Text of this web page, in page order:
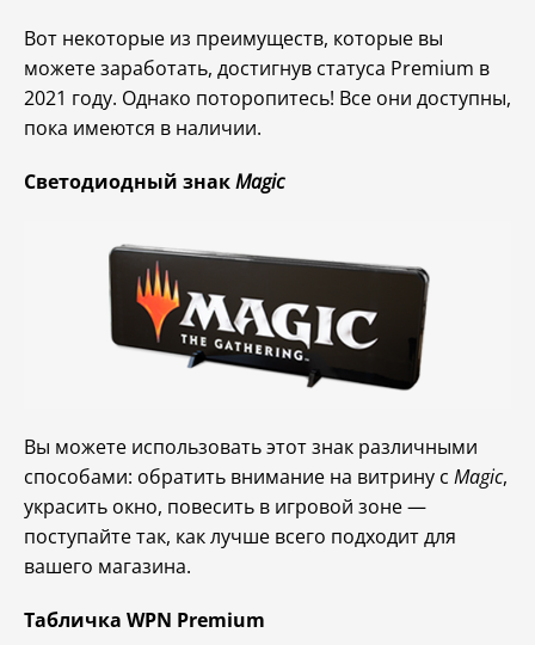
Вот некоторые из преимуществ, которые вы
можете заработать, достигнув статуса Premium в
2021 году. Однако поторопитесь! Все они доступны,
пока имеются в наличии.
Светодиодный знакMagic
Вы можете использовать этот знак различными
способами: обратить внимание на витрину с Magic,
украсить окно, повесить в игровой зоне —
поступайте так, как лучше всего подходит для
вашего магазина.
Табличка WPN Premium